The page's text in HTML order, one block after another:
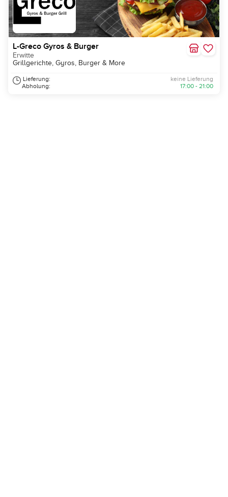
L-Greco Gyros & Burger
Erwitte
Grillgerichte, Gyros, Burger & More
Lieferung:
Abholung:
keine Lieferung
17:00 - 21:00